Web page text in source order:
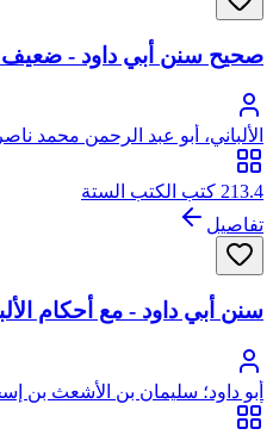
صحيح سنن أبي داود - ضعيف
الألباني، أبو عبد الرحمن محمد
213.4 كتب الكتب الستة
تفاصيل
سنن أبي داود - مع أحكام
أبو داود؛ سليمان بن الأشعث بن
أبو داود